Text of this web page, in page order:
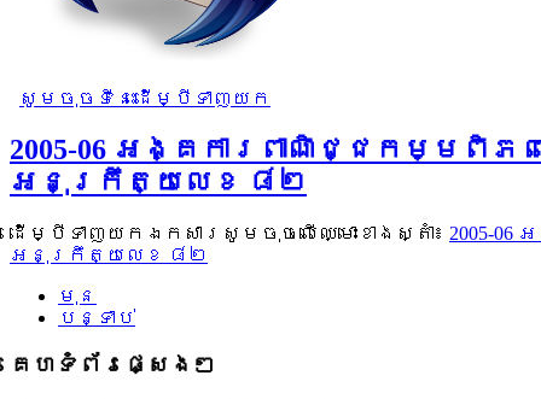
សូមចុចទីនេះដើម្បីទាញយក
2005-06 អង្គការពាណិជ្ជកម្មពិភ
អនុក្រឹត្យលេខ ៨២
ដើម្បីទាញយកឯកសារសូមចុចលើឈ្មោះខាងស្តាំ៖ 2005-
អនុក្រឹត្យលេខ ៨២
មុន
បន្ទាប់
គេហទំព័រផ្សេងៗ